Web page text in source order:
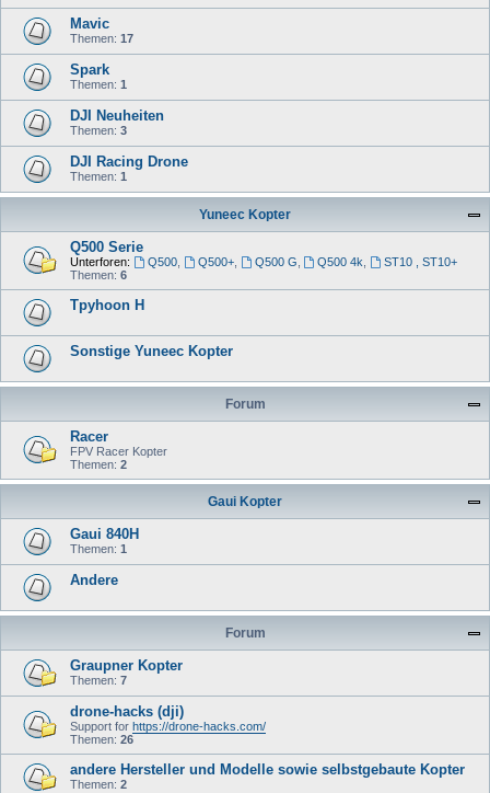
Mavic
Themen: 17
Spark
Themen: 1
DJI Neuheiten
Themen: 3
DJI Racing Drone
Themen: 1
Yuneec Kopter
Q500 Serie
Unterforen: Q500, Q500+, Q500 G Q500 4k
ST10 , ST10+
Themen: 6
Tpyhoon H
Sonstige Yuneec Kopter
Forum
Racer
FPV Racer Kopter
Themen: 2
Gaui Kopter
Gaui 840H
Themen: 1
Andere
Forum
Graupner Kopter
Themen: 7
drone-hacks (dji)
Support for https://drone-hacks.com/
Themen: 26
andere Hersteller und Modelle sowie selbstgebaute Kopter
Themen: 2